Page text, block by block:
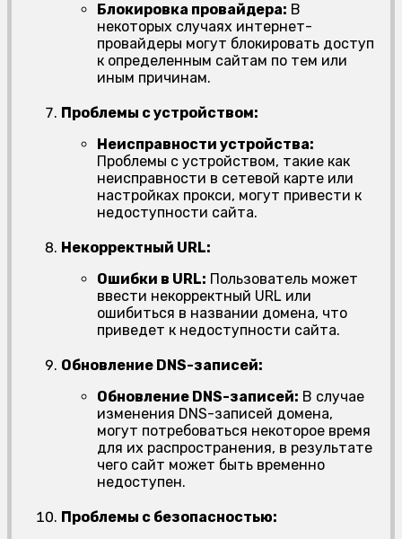
Блокировка провайдера: В
некоторых случаях интернет-
провайдеры могут блокировать доступ
к определенным сайтам по тем или
иным причинам.
Проблемы с устройством:
Неисправности устройства:
Проблемы с устройством, такие как
неисправности в сетевой карте или
настройках прокси, могут привести к
недоступности сайта.
Некорректный URL:
Ошибки в URL: Пользователь может
ввести некорректный URL или
ошибиться в названии домена, что
приведет к недоступности сайта.
Обновление DNS-записей:
Обновление DNS-записей: В случае
изменения DNS-записей домена,
могут потребоваться некоторое время
для их распространения, в результате
чего сайт может быть временно
недоступен.
Проблемы с безопасностью: